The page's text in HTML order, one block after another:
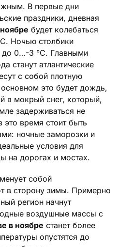
В первые дни
праздники, дневная
будет колебаться
Ночью столбики
до 0…-3 °C. Главными
станут атлантические
с собой плотную
это будет дождь,
в мокрый снег, который,
задерживаться не
это время стоит быть
ночные заморозки и
условия для
на дорогах и мостах.
собой
в сторону зимы. Примерно
регион начнут
воздушные массы с
в ноябре станет более
опустятся до